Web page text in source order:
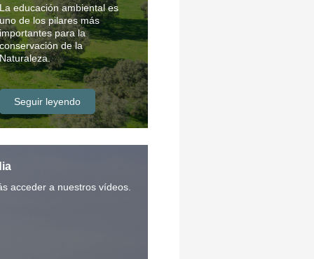
educación ambiental es
de los pilares más
para la
de la
Seguir leyendo
acceder a nuestros vídeos.